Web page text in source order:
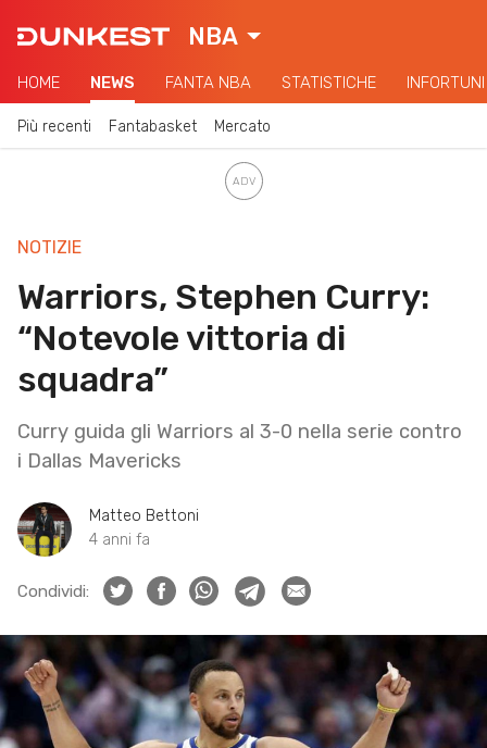
NBA
HOME NEWS FANTA NBA STATISTICHE INFORTUNI
Più recenti Fantabasket Mercato
NOTIZIE
Warriors, Stephen Curry:
“Notevole vittoria di
squadra”
Curry guida gli Warriors al 3-0 nella serie contro
i Dallas Mavericks
Matteo Bettoni
4 anni fa
Condividi: